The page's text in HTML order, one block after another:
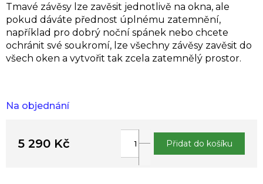
Na objednání
Tmavé závěsy lze zavěsit jednotlivě na okna, ale
pokud dáváte přednost úplnému zatemnění,
například pro dobrý noční spánek nebo chcete
ochránit své soukromí, lze všechny závěsy zavěsit do
všech oken a vytvořit tak zcela zatemnělý prostor.
5 290 Kč Přidat do košíku